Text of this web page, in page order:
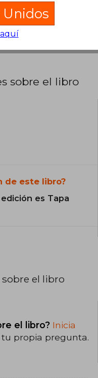
sobre el libro
de este libro?
es Tapa
el libro
el libro? Inicia
propia pregunta.
Unidos